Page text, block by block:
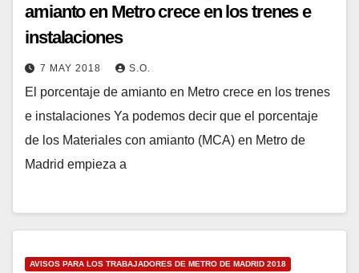
amianto en Metro crece en los trenes e
instalaciones
7 MAY 2018 S.O.
El porcentaje de amianto en Metro crece en los trenes
e instalaciones Ya podemos decir que el porcentaje
de los Materiales con amianto (MCA) en Metro de
Madrid empieza a
AVISOS PARA LOS TRABAJADORES DE METRO DE MADRID 2018